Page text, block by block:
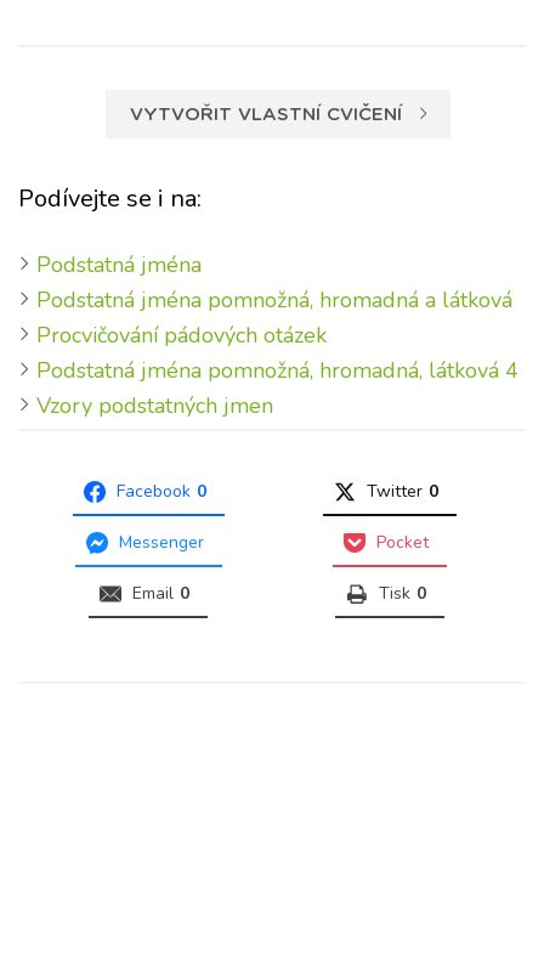
VYTVOŘIT VLASTNÍ CVIČENÍ
Podívejte se i na:
Podstatná jména
Podstatná jména pomnožná, hromadná a látková
Procvičování pádových otázek
Podstatná jména pomnožná, hromadná, látková 4
Vzory podstatných jmen
Facebook 0 Twitter 0
Messenger Pocket
Email 0 Tisk 0